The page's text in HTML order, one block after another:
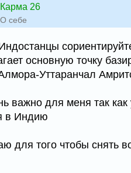
Карма 26
О себе
основную точку
Уттаранчал
важно для меня так
в Индию
для того чтобы снять